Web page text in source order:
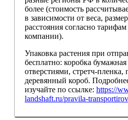
более (стоимость
в зависимости от веса,
расстояния согласно
компании).
Упаковка растения при
бесплатно: коробка
отверстиями, стретч-пленка,
деревянный короб.
изучайте по ссылке: https://
landshaft.ru/pravila-